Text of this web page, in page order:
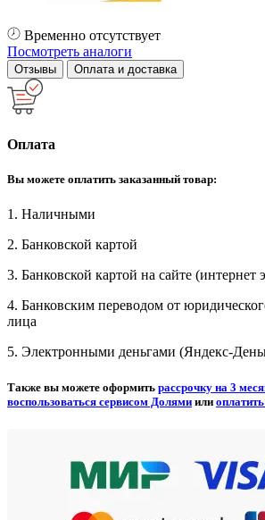
Временно отсутствует
Посмотреть аналоги
Отзывы Оплата и доставка
Оплата
Вы можете оплатить заказанный товар:
1. Наличными
2. Банковской картой
3. Банковской картой на сайте (интернет
4. Банковским переводом от
лица
5. Электронными деньгами (Яндекс-
Также вы можете оформить рассрочку на 3
воспользоваться сервисом Долями или